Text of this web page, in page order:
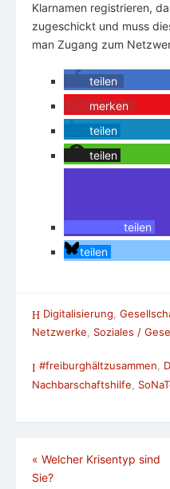
Klarnamen registrieren,
zugeschickt und muss
man Zugang zum
teilen
merken
teilen
teilen
teilen
teilen
Digitalisierung
Netzwerke, Soziales /
#freiburghältzusammen,
Nachbarschaftshilfe
« Welcher Krisentyp sind
Sie?